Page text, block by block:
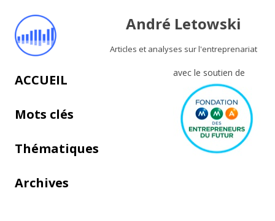
André Letowski
Articles et analyses sur l'entreprenariat
avec le soutien de
Aller au contenu principal
ACCUEIL
Mots clés
Thématiques
Archives